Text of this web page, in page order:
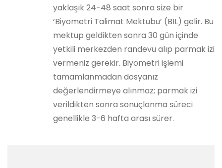
yaklaşık 24-48 saat sonra size bir
‘Biyometri Talimat Mektubu’ (BIL) gelir. Bu
mektup geldikten sonra 30 gün içinde
yetkili merkezden randevu alıp parmak izi
vermeniz gerekir. Biyometri işlemi
tamamlanmadan dosyanız
değerlendirmeye alınmaz; parmak izi
verildikten sonra sonuçlanma süreci
genellikle 3-6 hafta arası sürer.